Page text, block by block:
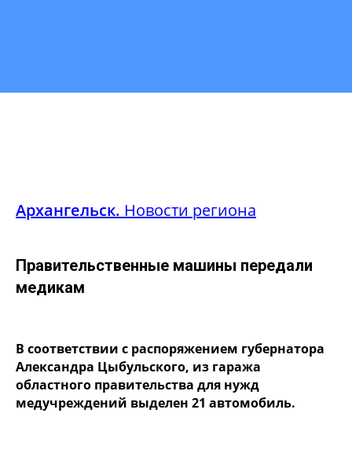
Архангельск. Новости региона
Правительственные машины передали
медикам
В соответствии с распоряжением губернатора
Александра Цыбульского, из гаража
областного правительства для нужд
медучреждений выделен 21 автомобиль.